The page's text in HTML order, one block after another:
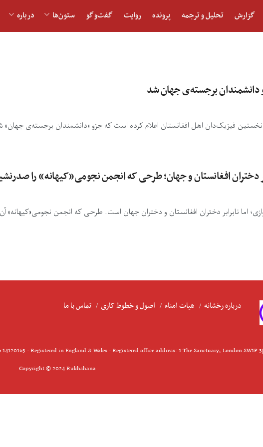
گزارش تحلیل و ترجمه پرونده روایت گفت‌و‎گو ستون‌ها درباره
برجسته‌ی جهان شد
فیزیک‌دان اهل افغانستان اعلام کرده است که جزو «دانشمندان برجسته‌ی
دختران افغانستان و جهان؛ طرحی که انجمن نجومی«کیهانه» را
اما نابرابر دختران افغانستان و دختران جهان است. طرحی که انجمن نجومی«کیهانه»
درباره رخشانه هیات امناء اصول و خطوط کاری تماس با ما
- Registered in England & Wales - Registered office address: 1 The Sanctuary, London SW1P
Copyright © 2024 Rukhshana